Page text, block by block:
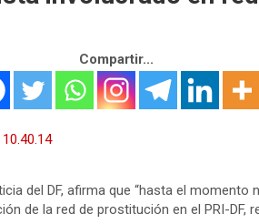
Compartir...
del DF, afirma que “hasta el momento
de la red de prostitución en el PRI-DF,